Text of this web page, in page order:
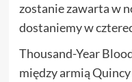
zostanie zawarta w
dostaniemy w
Thousand-Year
między armią